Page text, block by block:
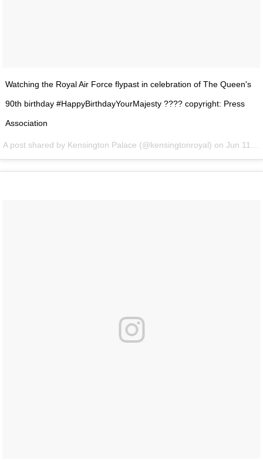
Watching the Royal Air Force flypast in celebration of The Queen's
90th birthday #HappyBirthdayYourMajesty ???? copyright: Press
Association
A post shared by Kensington Palace (@kensingtonroyal) on Jun 11, 2016 at 5:57am PDT